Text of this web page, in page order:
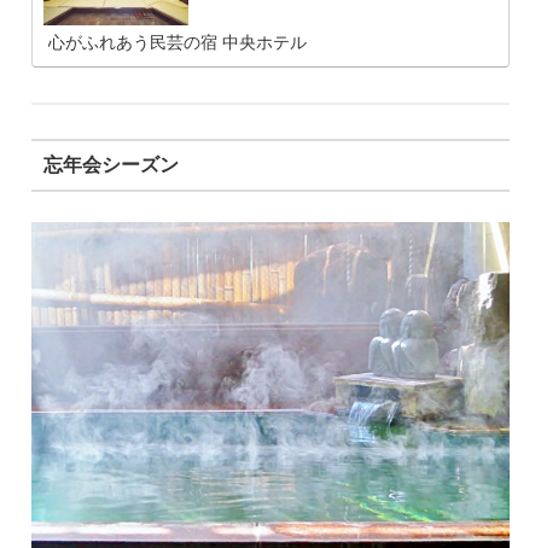
同御来館をお待ち致しております。
心がふれあう民芸の宿 中央ホテル
忘年会シーズン